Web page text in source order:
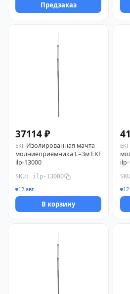
Предзаказ
37114 ₽
EKF Изолированная мачта
молниеприемника L=3м EKF
ilp-13000
SKU: ilp-13000
12 авг.
В корзину
EKF
12